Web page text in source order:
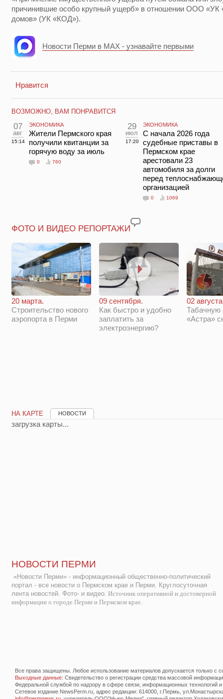
причинившие особо крупный ущерб» в отношении ООО «УК
домов» (УК «КОД»).
Новости Перми в MAX - узнавайте первыми
Нравится
ВОЗМОЖНО, ВАМ ПОНРАВИТСЯ
07
авг
15:14
ЭКОНОМИКА
Жители Пермского края
получили квитанции за
горячую воду за июль
0 760
29
июл
17:20
ЭКОНОМИКА
С начала 2026 года
судебные приставы в
Пермском крае
арестовали 23
автомобиля за долги
перед
организацией
0 1069
ФОТО И ВИДЕО РЕПОРТАЖИ
20 марта.
Строительство нового
аэропорта в Перми
09 сентября.
Как быстро и удобно
заплатить за
электроэнергию?
02
Табачную
«Астра»
НА КАРТЕ НОВОСТИ
загрузка карты...
НОВОСТИ ПЕРМИ
«Новости Перми» - информационный общественно-политический
портал - все новости о Пермском крае и Перми. Круглосуточная
лента новостей. Фото- и видео. Источник оперативной и достоверной
информации о городе Перми и Пермском крае.
Все права защищены. Любое использование материалов допускается только с
Выходные данные: Свидетельство о регистрации средства массовой
Федеральной службой по надзору в сфере связи, информационных технологий
Сетевое издание NewsPerm.ru, адрес редакции: 614000, г.Пермь,